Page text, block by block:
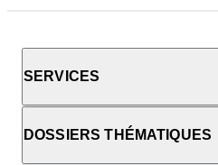
SERVICES
DOSSIERS THÉMATIQUES